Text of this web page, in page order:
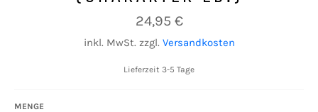
Normaler
Preis
24,95 €
inkl. MwSt. zzgl. Versandkosten
Lieferzeit 3-5 Tage
MENGE